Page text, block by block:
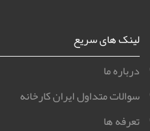
هزاران آگهی در سراسر کشور
آماده خدمت گذاری ب جامعه
لینک های سریع